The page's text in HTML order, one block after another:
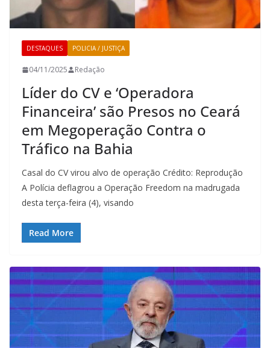
DESTAQUES POLICIA / JUSTIÇA
04/11/2025 Redação
Líder do CV e ‘Operadora
Financeira’ são Presos no Ceará
em Megoperação Contra o
Tráfico na Bahia
Casal do CV virou alvo de operação Crédito: Reprodução
A Polícia deflagrou a Operação Freedom na madrugada
desta terça-feira (4), visando
Read More